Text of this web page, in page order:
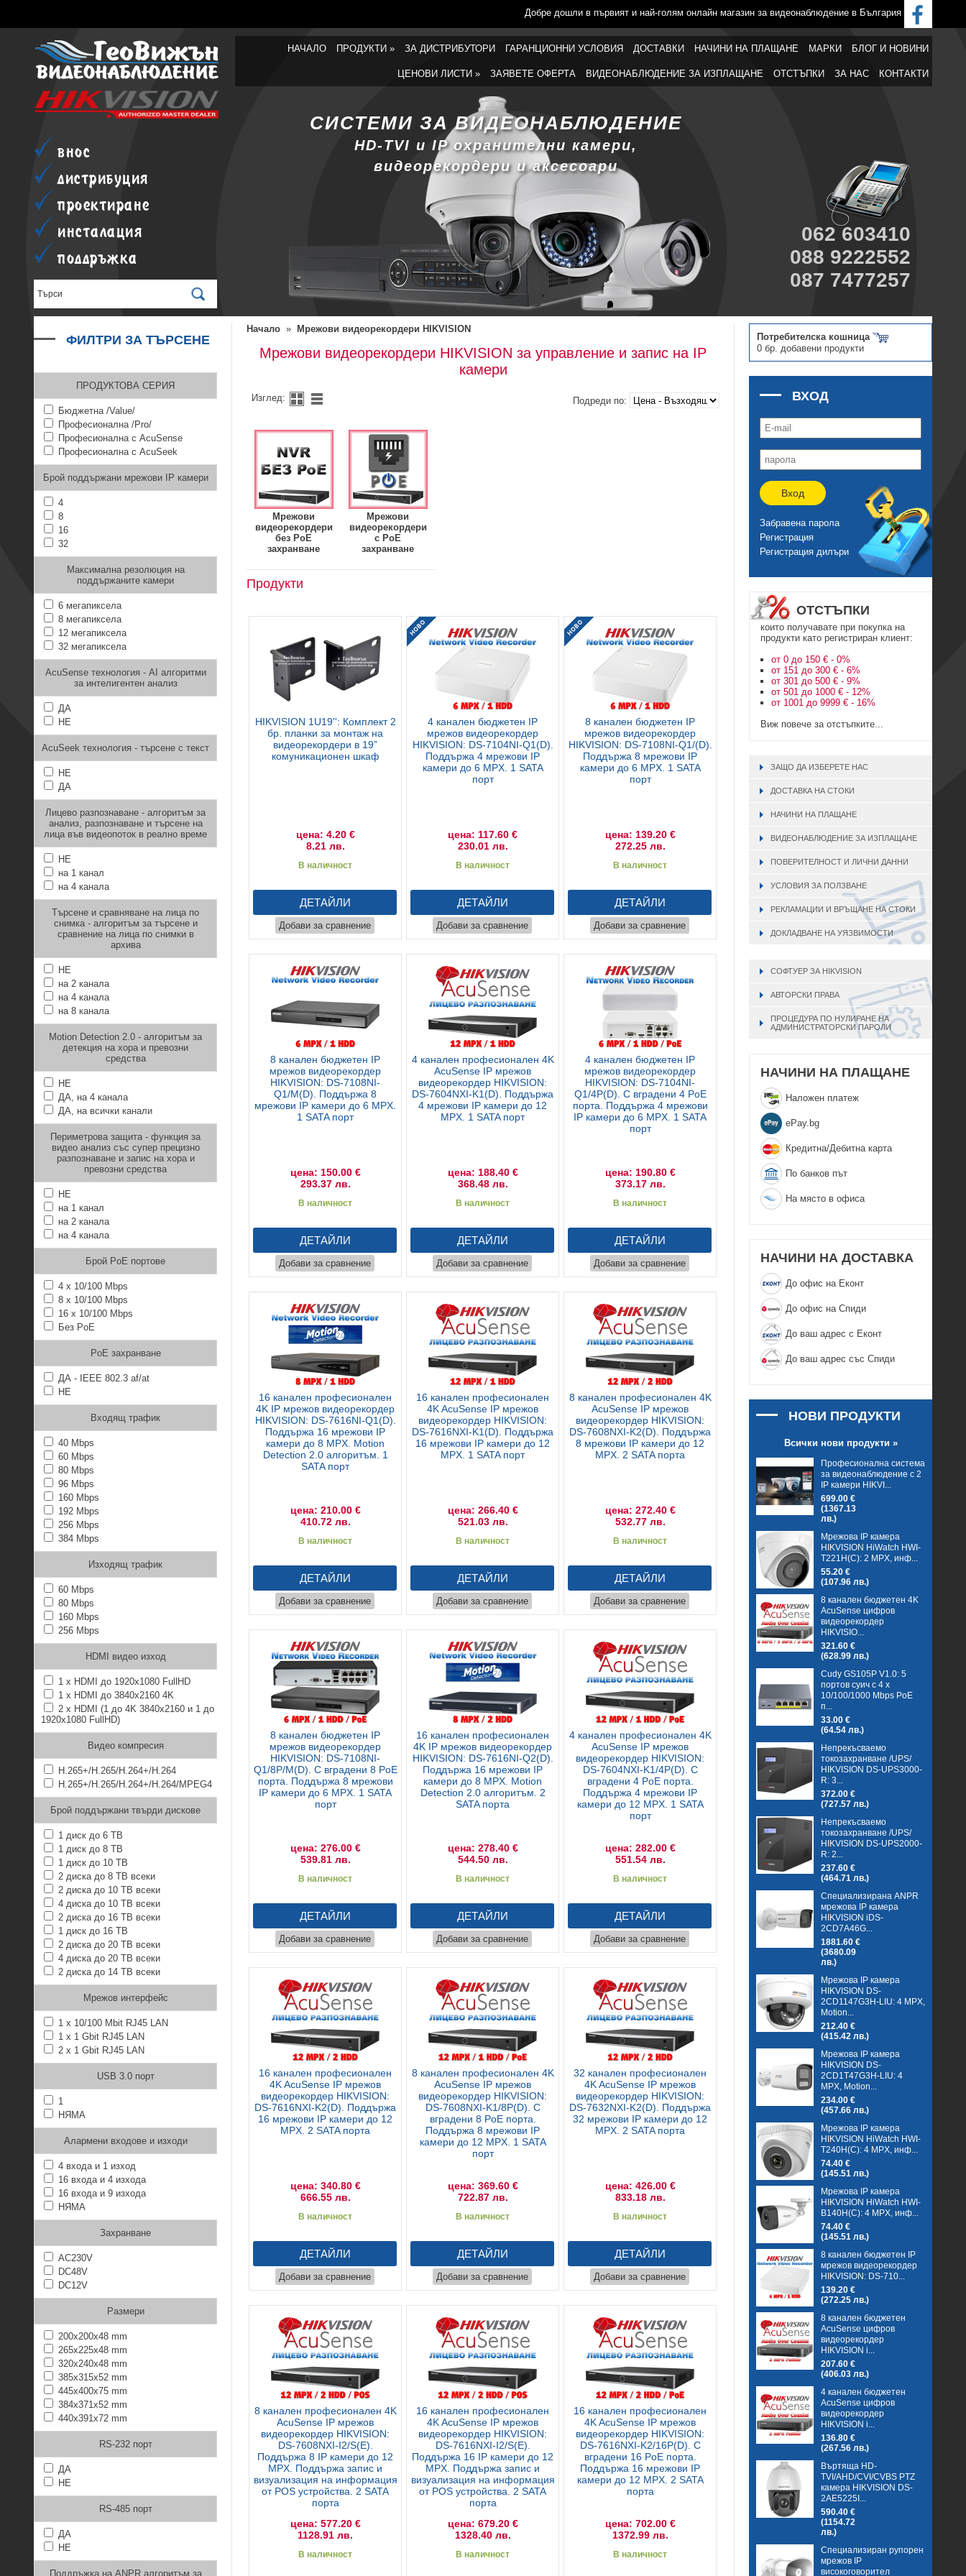
Добре дошли в първият и най-голям онлайн магазин за видеонаблюдение в България
внос
дистрибуция
проектиране
инсталация
поддръжка
НАЧАЛО ПРОДУКТИ » ЗА ДИСТРИБУТОРИ ГАРАНЦИОННИ УСЛОВИЯ ДОСТАВКИ НАЧИНИ НА ПЛАЩАНЕ МАРКИ БЛОГ И НОВИНИ
ЦЕНОВИ ЛИСТИ » ЗАЯВЕТЕ ОФЕРТА ВИДЕОНАБЛЮДЕНИЕ ЗА ИЗПЛАЩАНЕ ОТСТЪПКИ ЗА НАС КОНТАКТИ
СИСТЕМИ ЗА ВИДЕОНАБЛЮДЕНИЕ
HD-TVI и IP охранителни камери,
видеорекордери и аксесоари
062 603410
088 9222552
087 7477257
ФИЛТРИ ЗА ТЪРСЕНЕ
ПРОДУКТОВА СЕРИЯ
Бюджетна /Value/
Професионална /Pro/
Професионална с AcuSense
Професионална с AcuSeek
Брой поддържани мрежови IP камери
4
8
16
32
Максимална резолюция на
поддържаните камери
6 мегапиксела
8 мегапиксела
12 мегапиксела
32 мегапиксела
AcuSense технология - AI алгоритми
за интелигентен анализ
ДА
НЕ
AcuSeek технология - търсене с текст
НЕ
ДА
Лицево разпознаване - алгоритъм за
анализ, разпознаване и търсене на
лица във видеопоток в реално време
НЕ
на 1 канал
на 4 канала
Търсене и сравняване на лица по
снимка - алгоритъм за търсене и
сравнение на лица по снимки в
архива
НЕ
на 2 канала
на 4 канала
на 8 канала
Motion Detection 2.0 - алгоритъм за
детекция на хора и превозни
средства
НЕ
ДА, на 4 канала
ДА, на всички канали
Периметрова защита - функция за
видео анализ със супер прецизно
разпознаване и запис на хора и
превозни средства
НЕ
на 1 канал
на 2 канала
на 4 канала
Брой PoE портове
4 x 10/100 Mbps
8 x 10/100 Mbps
16 x 10/100 Mbps
Без PoE
PoE захранване
ДА - IEEE 802.3 af/at
НЕ
Входящ трафик
40 Mbps
60 Mbps
80 Mbps
96 Mbps
160 Mbps
192 Mbps
256 Mbps
384 Mbps
Изходящ трафик
60 Mbps
80 Mbps
160 Mbps
256 Mbps
HDMI видео изход
1 x HDMI до 1920x1080 FullHD
1 x HDMI до 3840x2160 4K
2 x HDMI (1 до 4K 3840x2160 и 1 до
1920x1080 FullHD)
Видео компресия
H.265+/H.265/H.264+/H.264
H.265+/H.265/H.264+/H.264/MPEG4
Брой поддържани твърди дискове
1 диск до 6 TB
1 диск до 8 TB
1 диск до 10 TB
2 диска до 8 TB всеки
2 диска до 10 TB всеки
4 диска до 10 TB всеки
2 диска до 16 TB всеки
1 диск до 16 TB
2 диска до 20 TB всеки
4 диска до 20 TB всеки
2 диска до 14 TB всеки
Мрежов интерфейс
1 x 10/100 Mbit RJ45 LAN
1 x 1 Gbit RJ45 LAN
2 x 1 Gbit RJ45 LAN
USB 3.0 порт
1
НЯМА
Алармени входове и изходи
4 входа и 1 изход
16 входа и 4 изхода
16 входа и 9 изхода
НЯМА
Захранване
AC230V
DC48V
DC12V
Размери
200х200х48 mm
265х225х48 mm
320х240х48 mm
385х315х52 mm
445х400х75 mm
384х371х52 mm
440х391х72 mm
RS-232 порт
ДА
НЕ
RS-485 порт
ДА
НЕ
Поддръжка на ANPR алгоритъм за
Начало » Мрежови видеорекордери HIKVISION
Мрежови видеорекордери HIKVISION за управление и запис на IP
камери
Изглед: Подреди по:
Мрежови
видеорекордери
без PoE
захранване
Мрежови
видеорекордери
с PoE
захранване
Продукти
HIKVISION 1U19'': Комплект 2
бр. планки за монтаж на
видеорекордери в 19”
комуникационен шкаф
цена: 4.20 €
8.21 лв.
В наличност
ДЕТАЙЛИ
Добави за сравнение
4 канален бюджетен IP
мрежов видеорекордер
HIKVISION: DS-7104NI-Q1(D).
Поддържа 4 мрежови IP
камери до 6 MPX. 1 SATA
порт
цена: 117.60 €
230.01 лв.
В наличност
ДЕТАЙЛИ
Добави за сравнение
8 канален бюджетен IP
мрежов видеорекордер
HIKVISION: DS-7108NI-Q1/(D).
Поддържа 8 мрежови IP
камери до 6 MPX. 1 SATA
порт
цена: 139.20 €
272.25 лв.
В наличност
ДЕТАЙЛИ
Добави за сравнение
8 канален бюджетен IP
мрежов видеорекордер
HIKVISION: DS-7108NI-
Q1/M(D). Поддържа 8
мрежови IP камери до 6 MPX.
1 SATA порт
цена: 150.00 €
293.37 лв.
В наличност
ДЕТАЙЛИ
Добави за сравнение
4 канален професионален 4K
AcuSense IP мрежов
видеорекордер HIKVISION:
DS-7604NXI-K1(D). Поддържа
4 мрежови IP камери до 12
MPX. 1 SATA порт
цена: 188.40 €
368.48 лв.
В наличност
ДЕТАЙЛИ
Добави за сравнение
4 канален бюджетен IP
мрежов видеорекордер
HIKVISION: DS-7104NI-
Q1/4P(D). С вградени 4 PoE
порта. Поддържа 4 мрежови
IP камери до 6 MPX. 1 SATA
порт
цена: 190.80 €
373.17 лв.
В наличност
ДЕТАЙЛИ
Добави за сравнение
16 канален професионален
4K IP мрежов видеорекордер
HIKVISION: DS-7616NI-Q1(D).
Поддържа 16 мрежови IP
камери до 8 MPX. Motion
Detection 2.0 алгоритъм. 1
SATA порт
цена: 210.00 €
410.72 лв.
В наличност
ДЕТАЙЛИ
Добави за сравнение
16 канален професионален
4K AcuSense IP мрежов
видеорекордер HIKVISION:
DS-7616NXI-K1(D). Поддържа
16 мрежови IP камери до 12
MPX. 1 SATA порт
цена: 266.40 €
521.03 лв.
В наличност
ДЕТАЙЛИ
Добави за сравнение
8 канален професионален 4K
AcuSense IP мрежов
видеорекордер HIKVISION:
DS-7608NXI-K2(D). Поддържа
8 мрежови IP камери до 12
MPX. 2 SATA порта
цена: 272.40 €
532.77 лв.
В наличност
ДЕТАЙЛИ
Добави за сравнение
8 канален бюджетен IP
мрежов видеорекордер
HIKVISION: DS-7108NI-
Q1/8P/M(D). С вградени 8 PoE
порта. Поддържа 8 мрежови
IP камери до 6 MPX. 1 SATA
порт
цена: 276.00 €
539.81 лв.
В наличност
ДЕТАЙЛИ
Добави за сравнение
16 канален професионален
4K IP мрежов видеорекордер
HIKVISION: DS-7616NI-Q2(D).
Поддържа 16 мрежови IP
камери до 8 MPX. Motion
Detection 2.0 алгоритъм. 2
SATA порта
цена: 278.40 €
544.50 лв.
В наличност
ДЕТАЙЛИ
Добави за сравнение
4 канален професионален 4K
AcuSense IP мрежов
видеорекордер HIKVISION:
DS-7604NXI-K1/4P(D). С
вградени 4 PoE порта.
Поддържа 4 мрежови IP
камери до 12 MPX. 1 SATA
порт
цена: 282.00 €
551.54 лв.
В наличност
ДЕТАЙЛИ
Добави за сравнение
16 канален професионален
4K AcuSense IP мрежов
видеорекордер HIKVISION:
DS-7616NXI-K2(D). Поддържа
16 мрежови IP камери до 12
MPX. 2 SATA порта
цена: 340.80 €
666.55 лв.
В наличност
ДЕТАЙЛИ
Добави за сравнение
8 канален професионален 4K
AcuSense IP мрежов
видеорекордер HIKVISION:
DS-7608NXI-K1/8P(D). С
вградени 8 PoE порта.
Поддържа 8 мрежови IP
камери до 12 MPX. 1 SATA
порт
цена: 369.60 €
722.87 лв.
В наличност
ДЕТАЙЛИ
Добави за сравнение
32 канален професионален
4K AcuSense IP мрежов
видеорекордер HIKVISION:
DS-7632NXI-K2(D). Поддържа
32 мрежови IP камери до 12
MPX. 2 SATA порта
цена: 426.00 €
833.18 лв.
В наличност
ДЕТАЙЛИ
Добави за сравнение
8 канален професионален 4K
AcuSense IP мрежов
видеорекордер HIKVISION:
DS-7608NXI-I2/S(E).
Поддържа 8 IP камери до 12
MPX. Поддържа запис и
визуализация на информация
от POS устройства. 2 SATA
порта
цена: 577.20 €
1128.91 лв.
В наличност
16 канален професионален
4K AcuSense IP мрежов
видеорекордер HIKVISION:
DS-7616NXI-I2/S(E).
Поддържа 16 IP камери до 12
MPX. Поддържа запис и
визуализация на информация
от POS устройства. 2 SATA
порта
цена: 679.20 €
1328.40 лв.
В наличност
16 канален професионален
4K AcuSense IP мрежов
видеорекордер HIKVISION:
DS-7616NXI-K2/16P(D). С
вградени 16 PoE порта.
Поддържа 16 мрежови IP
камери до 12 MPX. 2 SATA
порта
цена: 702.00 €
1372.99 лв.
В наличност
Потребителска кошница
0 бр. добавени продукти
ВХОД
Вход
Забравена парола
Регистрация
Регистрация дилъри
ОТСТЪПКИ
които получавате при покупка на
продукти като регистриран клиент:
от 0 до 150 € - 0%
от 151 до 300 € - 6%
от 301 до 500 € - 9%
от 501 до 1000 € - 12%
от 1001 до 9999 € - 16%
Виж повече за отстъпките...
ЗАЩО ДА ИЗБЕРЕТЕ НАС
ДОСТАВКА НА СТОКИ
НАЧИНИ НА ПЛАЩАНЕ
ВИДЕОНАБЛЮДЕНИЕ ЗА ИЗПЛАЩАНЕ
ПОВЕРИТЕЛНОСТ И ЛИЧНИ ДАННИ
УСЛОВИЯ ЗА ПОЛЗВАНЕ
РЕКЛАМАЦИИ И ВРЪЩАНЕ НА СТОКИ
ДОКЛАДВАНЕ НА УЯЗВИМОСТИ
СОФТУЕР ЗА HIKVISION
АВТОРСКИ ПРАВА
ПРОЦЕДУРА ПО НУЛИРАНЕ НА
АДМИНИСТРАТОРСКИ ПАРОЛИ
НАЧИНИ НА ПЛАЩАНЕ
Наложен платеж
еPay.bg
Кредитна/Дебитна карта
По банков път
На място в офиса
НАЧИНИ НА ДОСТАВКА
До офис на Еконт
До офис на Спиди
До ваш адрес с Еконт
До ваш адрес със Спиди
НОВИ ПРОДУКТИ
Всички нови продукти »
Професионална система
за видеонаблюдение с 2
IP камери HIKVI...
699.00 €
(1367.13
лв.)
Мрежова IP камера
HIKVISION HiWatch HWI-
T221H(C): 2 MPX, инф...
55.20 €
(107.96 лв.)
8 канален бюджетен 4K
AcuSense цифров
видеорекордер
HIKVISIO...
321.60 €
(628.99 лв.)
Cudy GS105P V1.0: 5
портов суич с 4 x
10/100/1000 Mbps PoE
п...
33.00 €
(64.54 лв.)
Непрекъсваемо
токозахранване /UPS/
HIKVISION DS-UPS3000-
R: 3...
372.00 €
(727.57 лв.)
Непрекъсваемо
токозахранване /UPS/
HIKVISION DS-UPS2000-
R: 2...
237.60 €
(464.71 лв.)
Специализирана ANPR
мрежова IP камера
HIKVISION iDS-
2CD7A46G...
1881.60 €
(3680.09
лв.)
Мрежова IP камера
HIKVISION DS-
2CD1147G3H-LIU: 4 MPX,
Motion...
212.40 €
(415.42 лв.)
Мрежова IP камера
HIKVISION DS-
2CD1T47G3H-LIU: 4
MPX, Motion...
234.00 €
(457.66 лв.)
Мрежова IP камера
HIKVISION HiWatch HWI-
T240H(C): 4 MPX, инф...
74.40 €
(145.51 лв.)
Мрежова IP камера
HIKVISION HiWatch HWI-
B140H(C): 4 MPX, инф...
74.40 €
(145.51 лв.)
8 канален бюджетен IP
мрежов видеорекордер
HIKVISION: DS-710...
139.20 €
(272.25 лв.)
8 канален бюджетен
AcuSense цифров
видеорекордер
HIKVISION i...
207.60 €
(406.03 лв.)
4 канален бюджетен
AcuSense цифров
видеорекордер
HIKVISION i...
136.80 €
(267.56 лв.)
Въртяща HD-
TVI/AHD/CVI/CVBS PTZ
камера HIKVISION DS-
2AE5225I...
590.40 €
(1154.72
лв.)
Специализиран рупорен
мрежов IP
високоговорител